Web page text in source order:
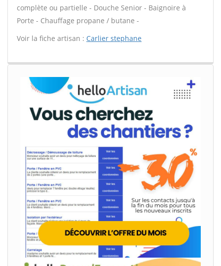
complète ou partielle - Douche Senior - Baignoire à
Porte - Chauffage propane / butane -
Voir la fiche artisan : Carlier stephane